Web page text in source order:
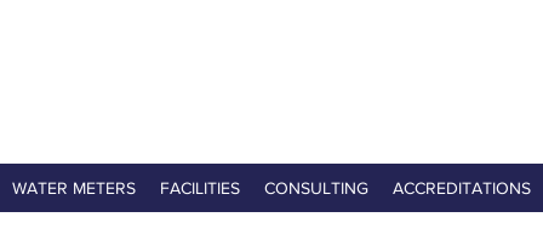
WATER METERS FACILITIES CONSULTING ACCREDITATIONS